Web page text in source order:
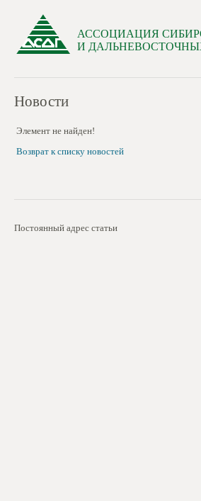
АССОЦИАЦИЯ
И
Новости
Элемент не найден!
Возврат к списку новостей
Постоянный адрес статьи